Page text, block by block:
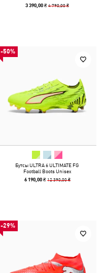
3 390,00 ₴4 790,00 ₴
-50%
Бутсы ULTRA 6 ULTIMATE FG
Football Boots Unisex
6 190,00 ₴ 12 390,00 ₴
-29%